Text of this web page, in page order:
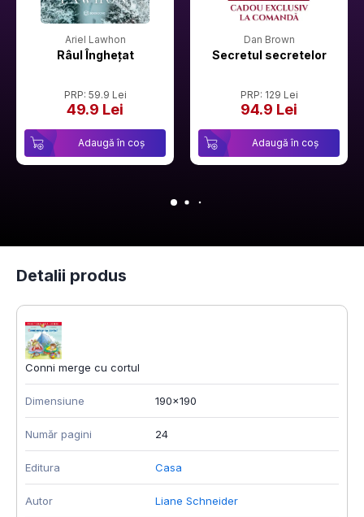
Ariel Lawhon
Râul Înghețat
PRP: 59.9 Lei
49.9 Lei
Adaugă în coș
Dan Brown
Secretul secretelor
PRP: 129 Lei
94.9 Lei
Adaugă în coș
Detalii produs
Conni merge cu cortul
Dimensiune 190x190
Număr pagini 24
Editura Casa
Autor Liane Schneider